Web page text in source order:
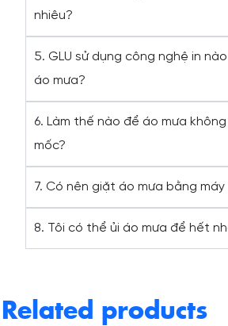
nhiêu?
5. GLU sử dụng công nghệ in
áo mưa?
6. Làm thế nào để áo mưa
mốc?
7. Có nên giặt áo mưa bằng
8. Tôi có thể ủi áo mưa để hết
Related products